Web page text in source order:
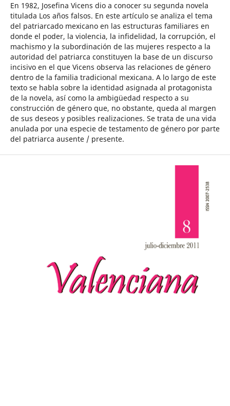
En 1982, Josefina Vicens dio a conocer su segunda novela
titulada Los años falsos. En este artículo se analiza el tema
del patriarcado mexicano en las estructuras familiares en
donde el poder, la violencia, la infidelidad, la corrupción, el
machismo y la subordinación de las mujeres respecto a la
autoridad del patriarca constituyen la base de un discurso
incisivo en el que Vicens observa las relaciones de género
dentro de la familia tradicional mexicana. A lo largo de este
texto se habla sobre la identidad asignada al protagonista
de la novela, así como la ambigüedad respecto a su
construcción de género que, no obstante, queda al margen
de sus deseos y posibles realizaciones. Se trata de una vida
anulada por una especie de testamento de género por parte
del patriarca ausente / presente.